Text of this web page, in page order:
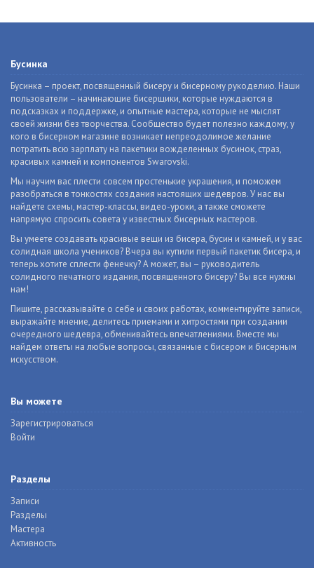
Бусинка
Бусинка – проект, посвященный бисеру и бисерному рукоделию. Наши
пользователи – начинающие бисерщики, которые нуждаются в
подсказках и поддержке, и опытные мастера, которые не мыслят
своей жизни без творчества. Сообщество будет полезно каждому, у
кого в бисерном магазине возникает непреодолимое желание
потратить всю зарплату на пакетики вожделенных бусинок, страз,
красивых камней и компонентов Swarovski.
Мы научим вас плести совсем простенькие украшения, и поможем
разобраться в тонкостях создания настоящих шедевров. У нас вы
найдете схемы, мастер-классы, видео-уроки, а также сможете
напрямую спросить совета у известных бисерных мастеров.
Вы умеете создавать красивые вещи из бисера, бусин и камней, и у вас
солидная школа учеников? Вчера вы купили первый пакетик бисера, и
теперь хотите сплести фенечку? А может, вы – руководитель
солидного печатного издания, посвященного бисеру? Вы все нужны
нам!
Пишите, рассказывайте о себе и своих работах, комментируйте записи,
выражайте мнение, делитесь приемами и хитростями при создании
очередного шедевра, обменивайтесь впечатлениями. Вместе мы
найдем ответы на любые вопросы, связанные с бисером и бисерным
искусством.
Вы можете
Зарегистрироваться
Войти
Разделы
Записи
Разделы
Мастера
Активность